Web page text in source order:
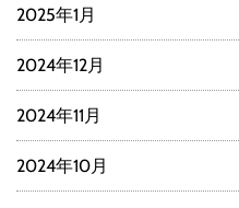
2025年1月
2024年12月
2024年11月
2024年10月